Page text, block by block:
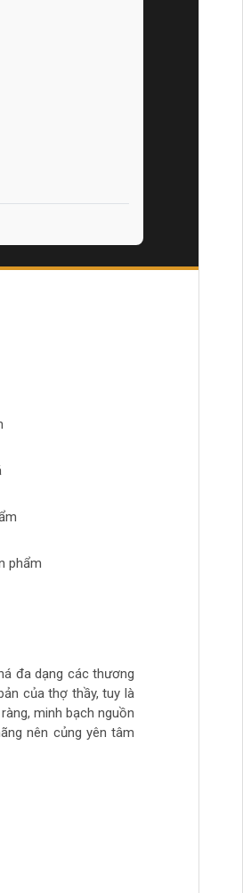
phẩm
sinh viên, thich hợp
cấp ghé>>>>>>>>
đa dạng các thương
của thợ thầy, tuy là
minh bạch nguồn
nên củng yên tâm
thường phải đợi đặt